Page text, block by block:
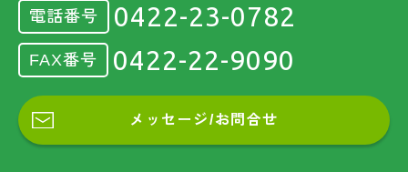
電話番号 0422-23-0782
FAX番号 0422-22-9090
メッセージ/お問合せ